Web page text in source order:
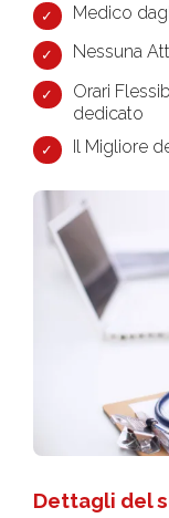
Medico
Nessuna
Orari
dedicato
Il Migliore
Dettagli del